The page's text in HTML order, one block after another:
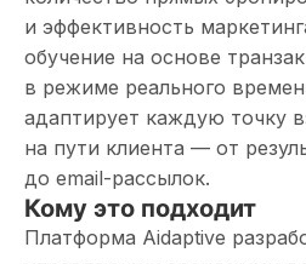
и эффективность
обучение на основе
в режиме реального
адаптирует каждую точку
на пути клиента — от
до email-рассылок.
Кому это подходит
Платформа Aidaptive